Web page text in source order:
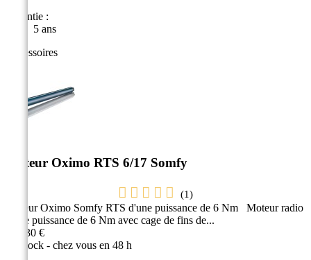
Garantie :
5 ans
Accessoires
Moteur Oximo RTS 6/17 Somfy
(1)
Moteur Oximo Somfy RTS d'une puissance de 6 Nm Moteur radio
d'une puissance de 6 Nm avec cage de fins de...
220,30 €
En stock - chez vous en 48 h